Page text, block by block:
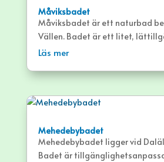
Måviksbadet
Måviksbadet är ett naturbad
Vällen. Badet är ett litet,
med en sandstrand, brygga och
Läs mer
Mehedebybadet
Mehedebybadet ligger vid
Badet är